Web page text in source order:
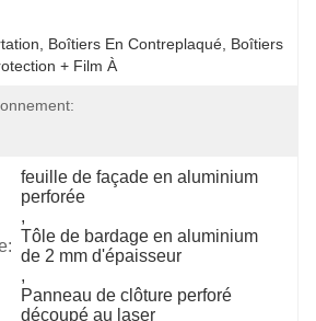
Boîtiers En Contreplaqué, Boîtiers
+ Film À
feuille de façade en aluminium
perforée
,
Tôle de bardage en aluminium
de 2 mm d'épaisseur
,
Panneau de clôture perforé
découpé au laser